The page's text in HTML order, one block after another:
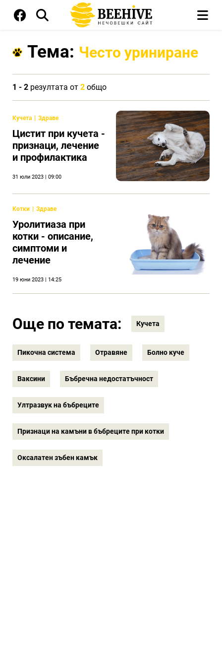
Тема: Често уриниране
1 - 2 резултата от 2 общо
Кучета Здраве
Цистит при кучета -
признаци, лечение
и профилактика
31 юли 2023 | 09:00
Котки Здраве
Уролитиаза при
котки - описание,
симптоми и
лечение
19 юни 2023 | 14:25
Още по темата: Кучета
Пикочна система Отравяне Болно куче
Ваксини Бъбречна недостатъчност
Ултразвук на бъбреците
Признаци на камъни в бъбреците при котки
Oксалатен зъбен камък